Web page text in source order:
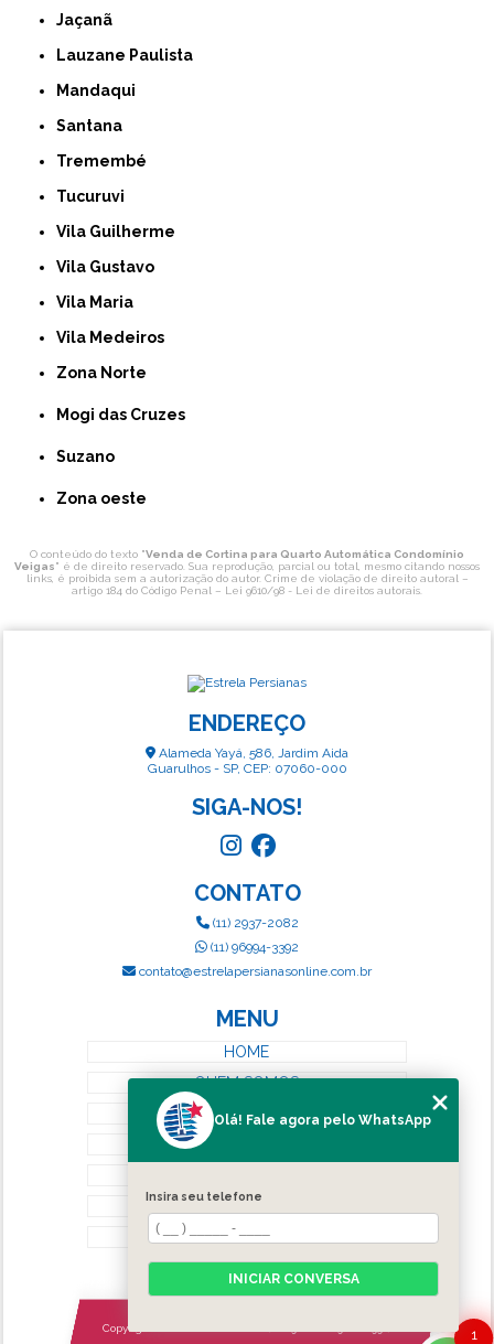
Jaçanã
Lauzane Paulista
Mandaqui
Santana
Tremembé
Tucuruvi
Vila Guilherme
Vila Gustavo
Vila Maria
Vila Medeiros
Zona Norte
Mogi das Cruzes
Suzano
Zona oeste
O conteúdo do texto "Venda de Cortina para Quarto Automática Condomínio
Veigas" é de direito reservado. Sua reprodução, parcial ou total, mesmo citando nossos
links, é proibida sem a autorização do autor. Crime de violação de direito autoral –
artigo 184 do Código Penal – Lei 9610/98 - Lei de direitos autorais
ENDEREÇO
Alameda Yayá, 586, Jardim Aida
Guarulhos - SP, CEP: 07060-000
SIGA-NOS!
CONTATO
(11) 2937-2082
(11) 96994-3392
contato@estrelapersianasonline.com.br
MENU
HOME
QUEM SOMOS
SERVIÇOS
CATEGORIAS
MAPA DO SITE
Copyright © Estrela Persianas. (Lei 9610 de 19/02/1998) 1
Olá! Fale agora pelo WhatsApp
Insira seu telefone
INICIAR CONVERSA